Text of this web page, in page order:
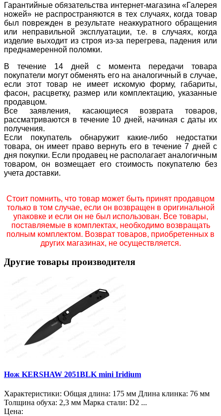
Гарантийные обязательства интернет-магазина «Галерея
ножей» не распространяются в тех случаях, когда товар
был поврежден в результате неаккуратного обращения
или неправильной эксплуатации, т.е. в случаях, когда
изделие выходит из строя из-за перегрева, падения или
преднамеренной поломки.
В течение 14 дней с момента передачи товара
покупатели могут обменять его на аналогичный в случае,
если этот товар не имеет искомую форму, габариты,
фасон, расцветку, размер или комплектацию, указанные
продавцом.
Все заявления, касающиеся возврата товаров,
рассматриваются в течение 10 дней, начиная с даты их
получения.
Если покупатель обнаружит какие-либо недостатки
товара, он имеет право вернуть его в течение 7 дней с
дня покупки. Если продавец не располагает аналогичным
товаром, он возмещает его стоимость покупателю без
учета доставки.
Стоит помнить, что товар может быть принят продавцом
только в том случае, если он возвращен в оригинальной
упаковке и если он не был использован. Все товары,
поставляемые в комплектах, необходимо возвращать
полным комплектом. Возврат товаров, приобретенных в
других магазинах, не осуществляется.
Другие товары производителя
Нож KERSHAW 2051BLK mini Iridium
Характеристики: Общая длина: 175 мм Длина клинка: 76 мм
Толщина обуха: 2,3 мм Марка стали: D2 ...
Цена: